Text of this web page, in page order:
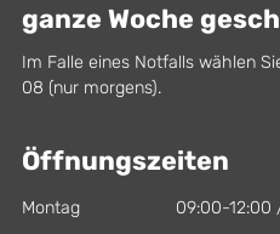
ganze Woche
Im Falle eines Notfalls wählen
08 (nur morgens).
Öffnungszeiten
Montag
09:00-12:00